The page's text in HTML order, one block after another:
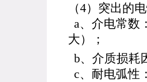
（4）突出的
a、介电常数
大）；
b、介质损耗
c、耐电弧性